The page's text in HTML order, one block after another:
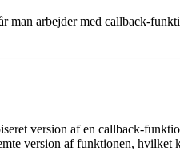
man arbejder med callback-
version af en callback-
version af funktionen, hvilket